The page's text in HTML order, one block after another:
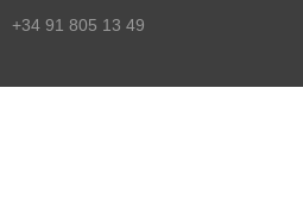
+34 91 805 13 49